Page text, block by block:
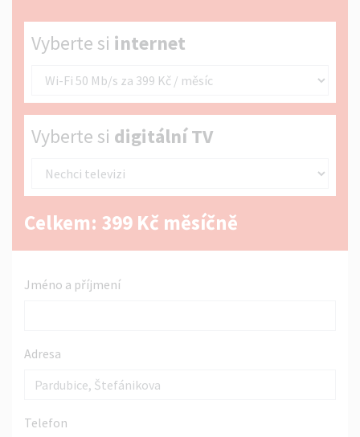
Vyberte si internet
Vyberte si internet
Vyberte si digitální TV
Vyberte si digitální TV
Celkem: 399 Kč měsíčně
Jméno a příjmení
Adresa
Telefon